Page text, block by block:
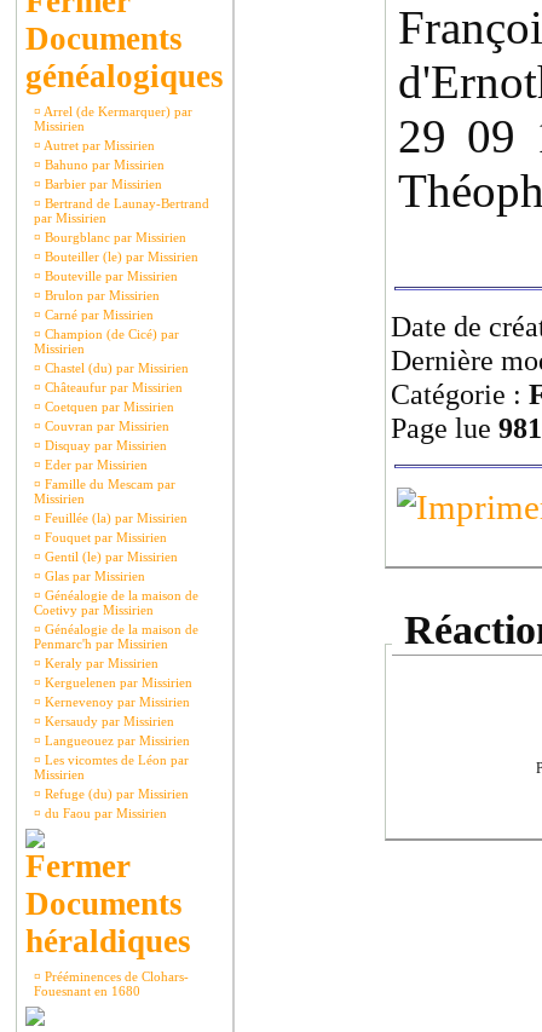
Documents
généalogiques
¤ Arrel (de Kermarquer) par
Missirien
¤ Autret par Missirien
¤ Bahuno par Missirien
¤ Barbier par Missirien
¤ Bertrand de Launay-Bertrand
par Missirien
¤ Bourgblanc par Missirien
¤ Bouteiller (le) par Missirien
¤ Bouteville par Missirien
¤ Brulon par Missirien
¤ Carné par Missirien
¤ Champion (de Cicé) par
Missirien
¤ Chastel (du) par Missirien
¤ Châteaufur par Missirien
¤ Coetquen par Missirien
¤ Couvran par Missirien
¤ Disquay par Missirien
¤ Eder par Missirien
¤ Famille du Mescam par
Missirien
¤ Feuillée (la) par Missirien
¤ Fouquet par Missirien
¤ Gentil (le) par Missirien
¤ Glas par Missirien
¤ Généalogie de la maison de
Coetivy par Missirien
¤ Généalogie de la maison de
Penmarc'h par Missirien
¤ Keraly par Missirien
¤ Kerguelenen par Missirien
¤ Kernevenoy par Missirien
¤ Kersaudy par Missirien
¤ Langueouez par Missirien
¤ Les vicomtes de Léon par
Missirien
¤ Refuge (du) par Missirien
¤ du Faou par Missirien
Documents
héraldiques
¤ Prééminences de Clohars-
Fouesnant en 1680
29 09
Date de
Dernière
Catégorie :
Page lue